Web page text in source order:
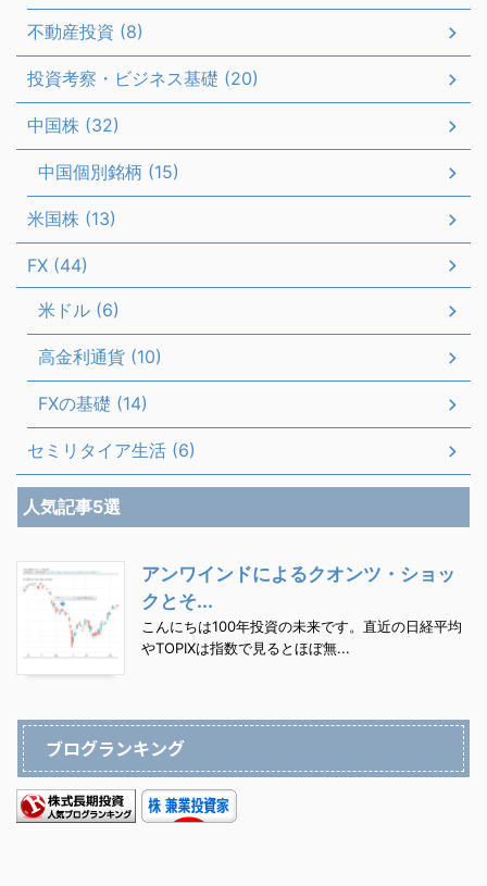
不動産投資 (8)
投資考察・ビジネス基礎 (20)
中国株 (32)
中国個別銘柄 (15)
米国株 (13)
FX (44)
米ドル (6)
高金利通貨 (10)
FXの基礎 (14)
セミリタイア生活 (6)
人気記事5選
アンワインドによるクオンツ・ショッ
クとそ...
こんにちは100年投資の未来です。直近の日経平均
やTOPIXは指数で見るとほぼ無...
ブログランキング